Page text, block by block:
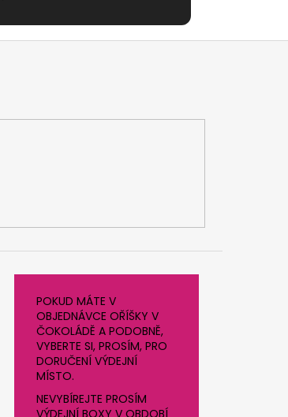
POKUD MÁTE V
OBJEDNÁVCE OŘÍŠKY V
ČOKOLÁDĚ A PODOBNĚ,
VYBERTE SI, PROSÍM, PRO
DORUČENÍ VÝDEJNÍ
MÍSTO.
NEVYBÍREJTE PROSÍM